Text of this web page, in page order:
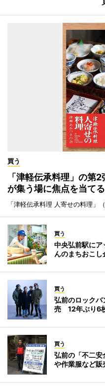
買う
「津軽伝承料理」の
が集う場に焦点を当てる
「津軽伝承料理 人寄せの料理」
買う
中央弘前駅に
んのまちおこし
買う
弘前のロック
売 12年ぶり6
買う
弘前の「不二
や作業服など販